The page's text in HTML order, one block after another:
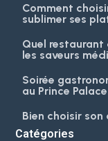
Comment
sublimer ses
Quel
les saveurs
Soirée
au Prince Palace
Bien choisir
Catégories